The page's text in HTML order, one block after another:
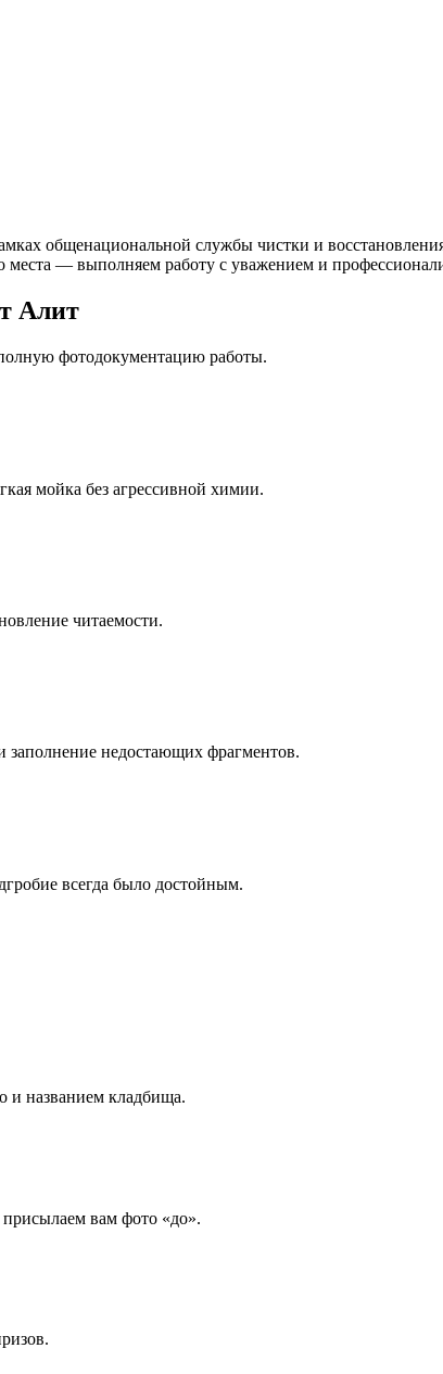
общенациональной службы чистки и
места — выполняем работу с уважением и
Алит
фотодокументацию работы.
мойка без агрессивной химии.
читаемости.
заполнение недостающих фрагментов.
всегда было достойным.
и названием кладбища.
вам фото «до».